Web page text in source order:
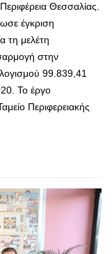
Θεσσαλίας.
έγκριση
τη μελέτη
στην
99.839,41
Το έργο
Περιφερειακής